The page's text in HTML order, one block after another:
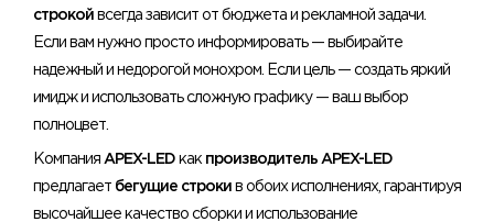
строкой всегда зависит от бюджета и рекламной задачи.
Если вам нужно просто информировать — выбирайте
надежный и недорогой монохром. Если цель — создать яркий
имидж и использовать сложную графику — ваш выбор
полноцвет.
Компания APEX-LED как производитель APEX-LED
предлагает бегущие строки в обоих исполнениях, гарантируя
высочайшее качество сборки и использование